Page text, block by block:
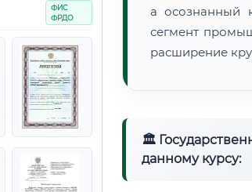
ФИС
ФРДО
а осознанный
сегмент
расширение
🏛
данному курсу: